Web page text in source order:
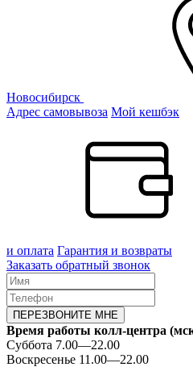
Новосибирск
Адрес самовывоза Мой кешбэк
и оплата Гарантия и возвраты
Заказать обратный звонок
ПЕРЕЗВОНИТЕ МНЕ
Время работы колл-центра
Суббота 7.00—22.00
Воскресенье 11.00—22.00